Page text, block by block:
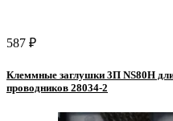
587 ₽
Клеммные заглушки 3П NS80H
проводников 28034-2